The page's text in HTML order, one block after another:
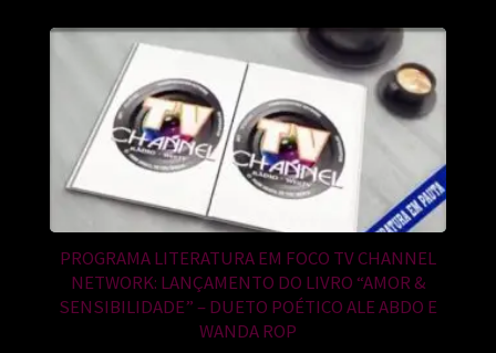
PROGRAMA LITERATURA EM FOCO TV CHANNEL
NETWORK: LANÇAMENTO DO LIVRO “AMOR &
SENSIBILIDADE” – DUETO POÉTICO ALE ABDO E
WANDA ROP